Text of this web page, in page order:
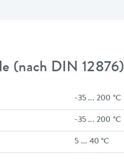
(nach DIN 12876)
-35 ... 200 °C
-35 ... 200 °C
5 ... 40 °C